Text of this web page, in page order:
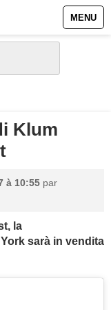
MENU
Klum
à 10:55 par
la
sarà in vendita